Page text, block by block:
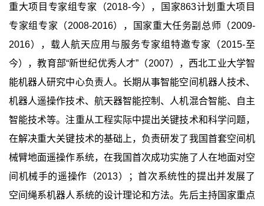
重大项目专家组专家（2018-今），国家863计划重大项目
专家组专家（2008-2016），国家重大任务副总师（2009-
2016），载人航天应用与服务专家组特邀专家（2015-至
今），教育部“新世纪优秀人才”（2007），西北工业大学智
能机器人研究中心负责人。长期从事智能空间机器人技术、
机器人遥操作技术、航天器智能控制、人机混合智能、自主
智能技术等。注重从工程实际中提出关键技术和科学问题，
在解决重大关键技术的基础上，负责研发了我国首套空间机
械臂地面遥操作系统，在我国首次成功实施了人在地面对空
间机械手的遥操作（2013）；首次系统性的提出并发展了
空间绳系机器人系统的设计理论和方法。先后主持国家重点